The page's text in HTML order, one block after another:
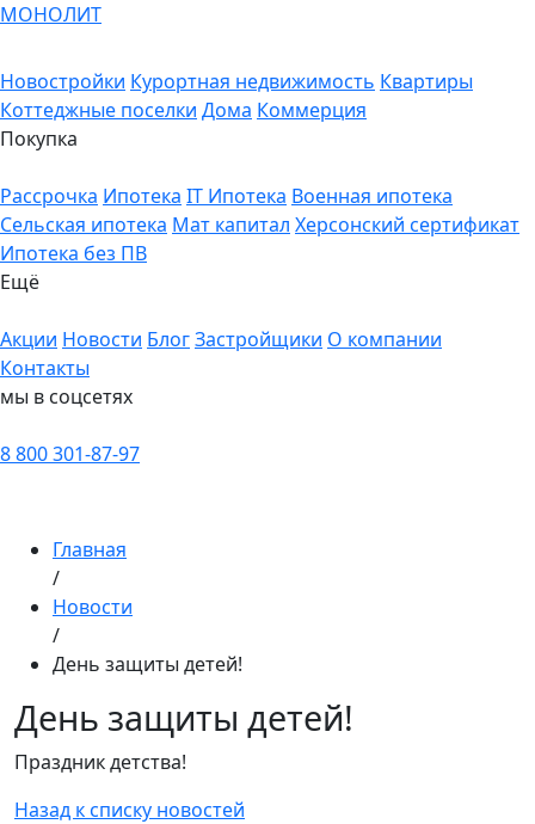
МОНОЛИТ
Новостройки Курортная недвижимость Квартиры
Коттеджные поселки Дома Коммерция
Покупка
Рассрочка Ипотека IT Ипотека Военная ипотека
Сельская ипотека Мат капитал Херсонский сертификат
Ипотека без ПВ
Ещё
Акции Новости БлогЗастройщики О компании
Контакты
мы в соцсетях
8 800 301-87-97
Главная
/
Новости
/
День защиты детей!
День защиты детей!
Праздник детства!
Назад к списку новостей